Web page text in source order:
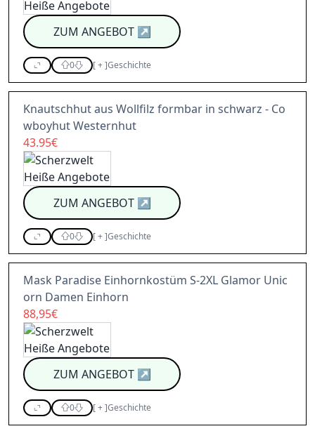
ZUM ANGEBOT↗
0 [+]Geschichte
Knautschhut aus Wollfilz formbar in schwarz - Co
wboyhut Westernhut
43.95€
ZUM ANGEBOT↗
0 [+]Geschichte
Mask Paradise Einhornkostüm S-2XL Glamor Unic
orn Damen Einhorn
88,95€
ZUM ANGEBOT↗
0 [+]Geschichte